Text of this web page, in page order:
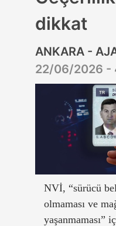
dikkat
ANKARA -
22/06/2026 -
NVİ, “sürücü
olmaması ve
yaşanmaması”